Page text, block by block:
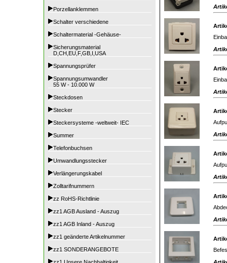
Porzellanklemmen
Schalter verschiedene
Schaltermaterial -Gehäuse-
Sicherungsmaterial
D,CH,EU,F,GB,I,USA
Spannungsprüfer
Spannungsumwandler
55 W - 10.000 W
Steckdosen
Stecker
Steckersysteme -weltweit- IEC
Summer
Telefonbuchsen
Umwandlungsstecker
Verlängerungskabel
Zolltarifnummern
zz RoHS-Richtlinie
zz1 AGB Ausland - Auszug
zz1 AGB Inland - Auszug
zz1 geänderte Artikelnummer
zz1 SONDERANGEBOTE